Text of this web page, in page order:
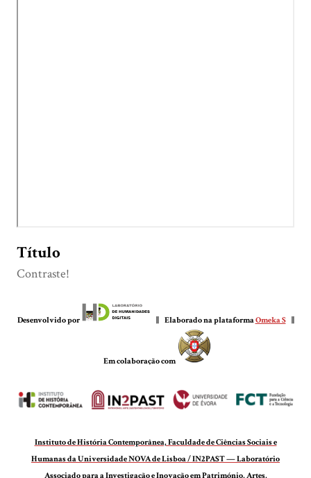
Título
Contraste!
Desenvolvido por || Elaborado na plataformaOmeka S||
Em colaboração com
Instituto de História Contemporânea, Faculdade de Ciências Sociais e
Humanas da Universidade NOVA de Lisboa / IN2PAST — Laboratório
Associado para a Investigação e Inovação em Património, Artes,